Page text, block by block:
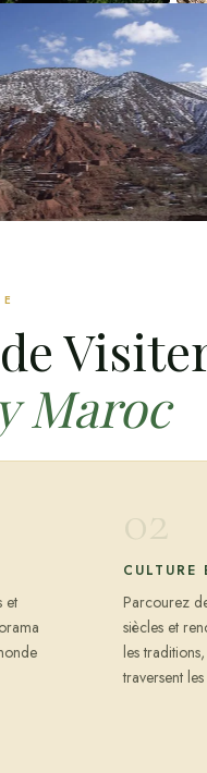
Maroc
et
02
CULTURE
Parcourez
siècles et
les
traversent